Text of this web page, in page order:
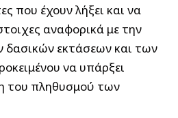
που έχουν λήξει και να
αναφορικά με την
δασικών εκτάσεων και των
να υπάρξει
του πληθυσμού των